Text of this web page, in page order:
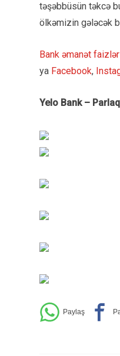
təşəbbüsün təkcə
ölkəmizin gələcək
Bank əmanət
ya Facebook,
Yelo Bank – Parlaq